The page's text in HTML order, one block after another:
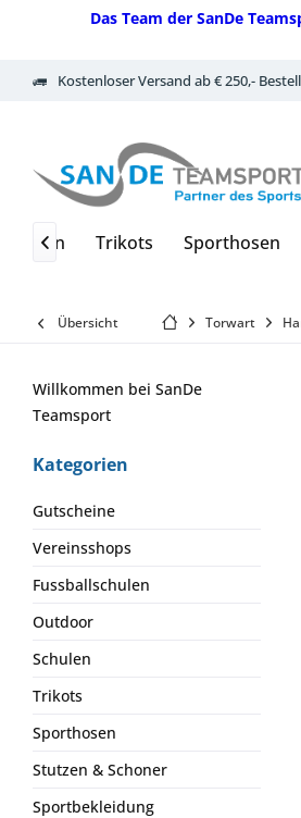
Das Team der SanDe
Kostenloser Versand ab € 250,-
Schulen Trikots Sporthosen

Übersicht Torwart
Willkommen bei SanDe
Teamsport
Kategorien
Gutscheine
Vereinsshops
Fussballschulen
Outdoor
Schulen
Trikots
Sporthosen
Stutzen & Schoner
Sportbekleidung